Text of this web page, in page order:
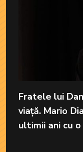
Fratele lui
viață. Mario
ultimii ani cu